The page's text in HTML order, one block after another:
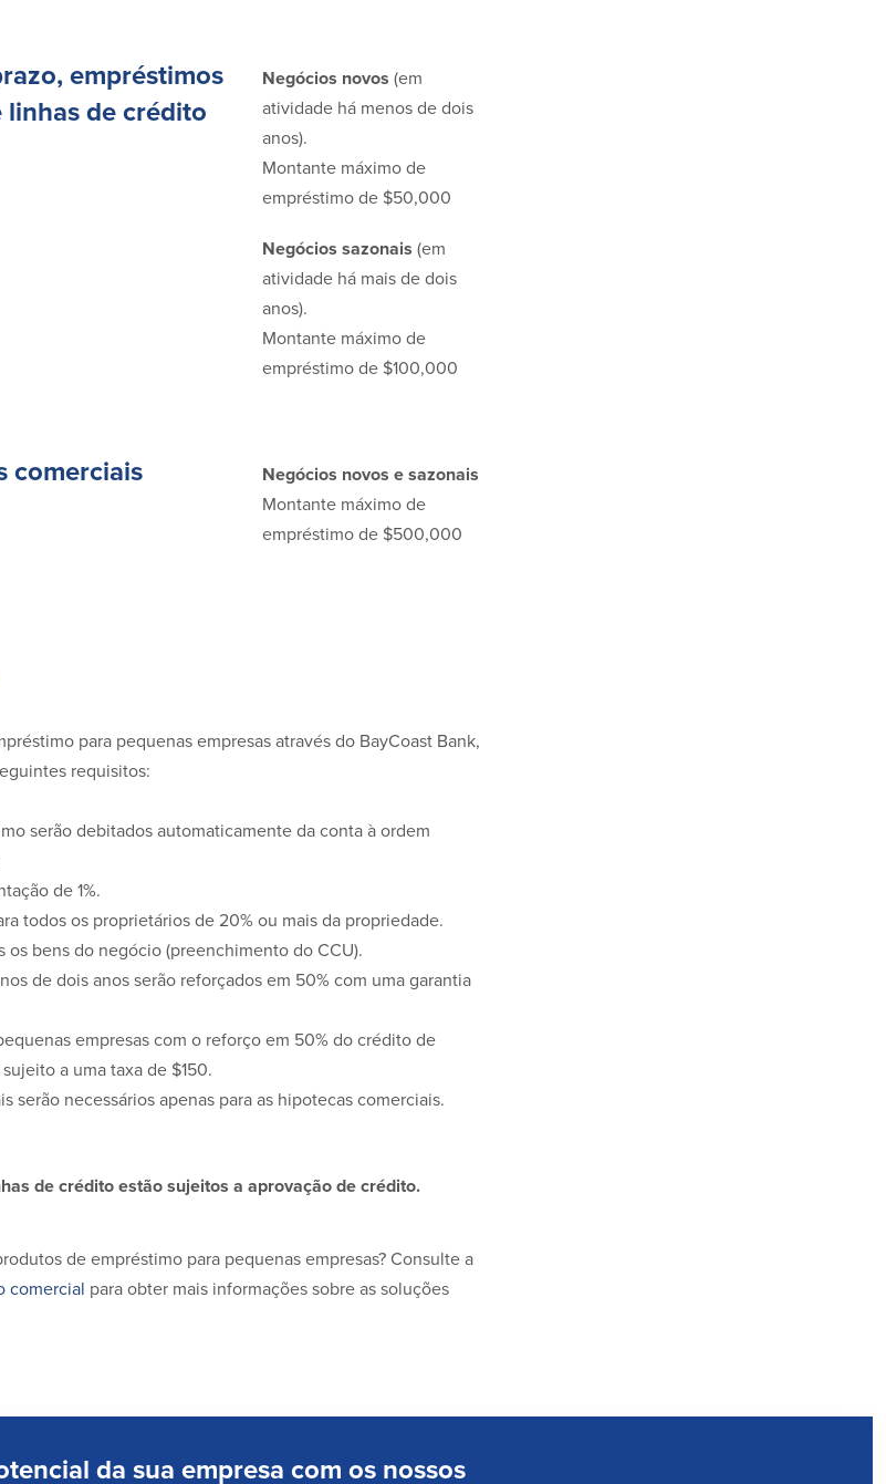
empréstimos
linhas de crédito
Negócios novos (em
atividade há menos de dois
anos).
Montante máximo de
empréstimo de $50,000
Negócios sazonais (em
atividade há mais de dois
anos).
Montante máximo de
empréstimo de $100,000
comerciais
Negócios novos e sazonais
Montante máximo de
empréstimo de $500,000
para pequenas empresas através do BayCoast Bank,
requisitos:
serão debitados automaticamente da conta à ordem
de 1%.
todos os proprietários de 20% ou mais da propriedade.
os bens do negócio (preenchimento do CCU).
de dois anos serão reforçados em 50% com uma garantia
empresas com o reforço em 50% do crédito de
a uma taxa de $150.
serão necessários apenas para as hipotecas comerciais.
de crédito estão sujeitos a aprovação de crédito.
de empréstimo para pequenas empresas? Consulte a
comercial para obter mais informações sobre as soluções
da sua empresa com os nossos